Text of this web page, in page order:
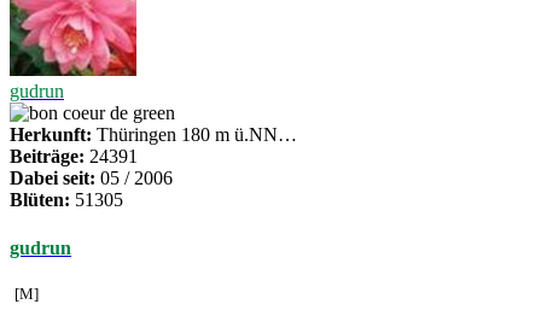
gudrun
Herkunft: Thüringen 180 m ü.NN…
Beiträge: 24391
Dabei seit: 05 / 2006
Blüten: 51305
gudrun
[M]